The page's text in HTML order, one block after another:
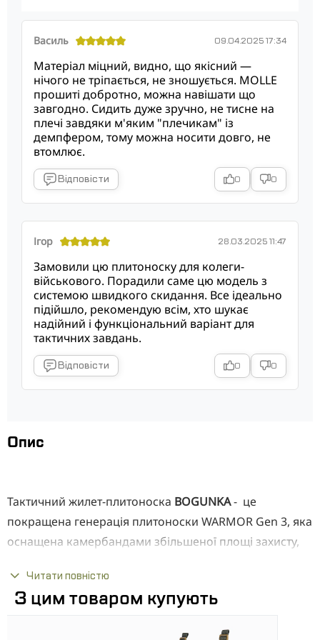
Василь 09.04.2025 17:34
Матеріал міцний, видно, що якісний —
нічого не тріпається, не зношується. MOLLE
прошиті добротно, можна навішати що
завгодно. Сидить дуже зручно, не тисне на
плечі завдяки м'яким "плечикам" із
демпфером, тому можна носити довго, не
втомлює.
Відповісти 0 0
Ігор 28.03.2025 11:47
Замовили цю плитоноску для колеги-
військового. Порадили саме цю модель з
системою швидкого скидання. Все ідеально
підійшло, рекомендую всім, хто шукає
надійний і функціональний варіант для
тактичних завдань.
Відповісти 0 0
Опис
Тактичний жилет-плитоноска BOGUNKA- це
покращена генерація плитоноски WARMOR Gen 3, яка
оснащена камербандами збільшеної площі захисту,
під шолом. Плитоноска оснащена посиленою
системою Laser Cut MOLLE по всьому периметру і 4-
Читати повністю
З цим товаром купують